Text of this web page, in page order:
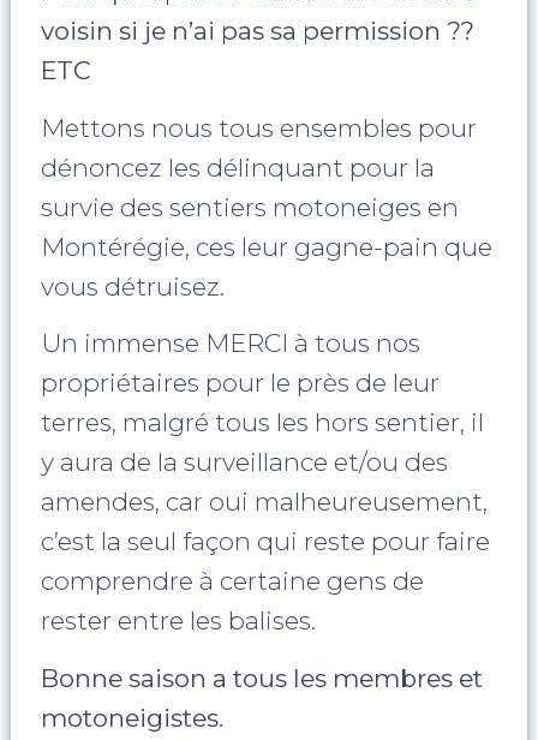
voisin si je n’ai pas sa permission ??
ETC
Mettons nous tous ensembles pour
dénoncez les délinquant pour la
survie des sentiers motoneiges en
Montérégie, ces leur gagne-pain que
vous détruisez.
Un immense MERCI à tous nos
propriétaires pour le près de leur
terres, malgré tous les hors sentier, il
y aura de la surveillance et/ou des
amendes, car oui malheureusement,
c’est la seul façon qui reste pour faire
comprendre à certaine gens de
rester entre les balises.
Bonne saison a tous les membres et
motoneigistes.